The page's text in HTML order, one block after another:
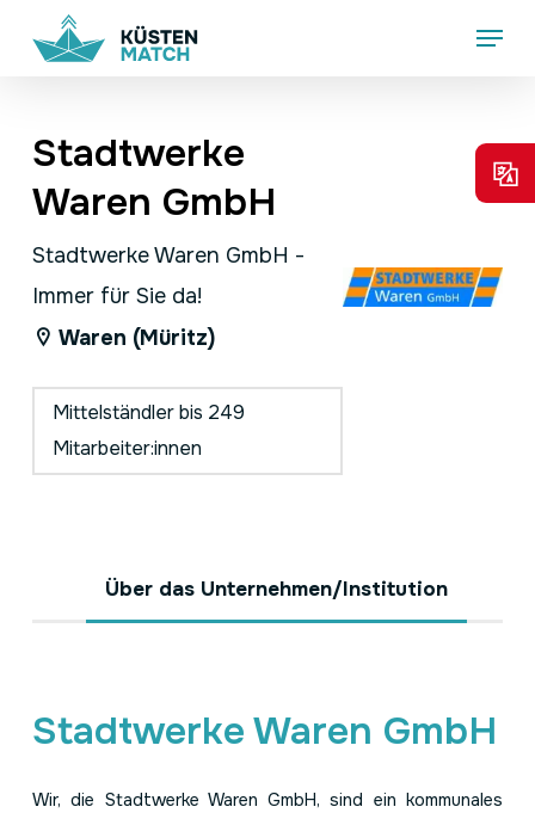
Menu
Stadtwerke
Waren GmbH
Stadtwerke Waren GmbH -
Immer für Sie da!
Waren (Müritz)
Mittelständler bis 249
Mitarbeiter:innen
Über das Unternehmen/Institution
Stadtwerke Waren GmbH
Wir, die Stadtwerke Waren GmbH, sind ein kommunales